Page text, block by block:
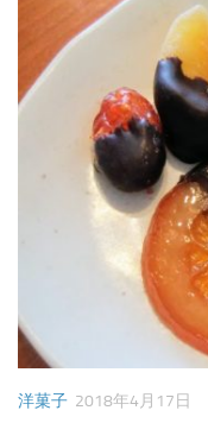
洋菓子 2018年4月17日